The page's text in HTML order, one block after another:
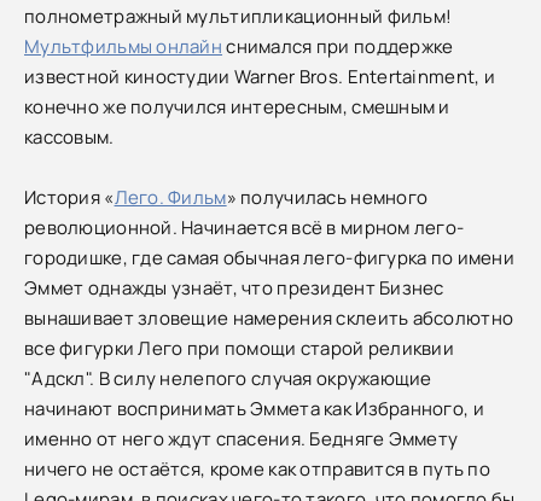
полнометражный мультипликационный фильм!
Мультфильмы онлайнснимался при поддержке
известной киностудии Warner Bros. Entertainment, и
конечно же получился интересным, смешным и
кассовым.
История «Лего. Фильм» получилась немного
революционной. Начинается всё в мирном лего-
городишке, где самая обычная лего-фигурка по имени
Эммет однажды узнаёт, что президент Бизнес
вынашивает зловещие намерения склеить абсолютно
все фигурки Лего при помощи старой реликвии
"Адскл". В силу нелепого случая окружающие
начинают воспринимать Эммета как Избранного, и
именно от него ждут спасения. Бедняге Эммету
ничего не остаётся, кроме как отправится в путь по